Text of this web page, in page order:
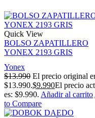
Quick View
BOLSO ZAPATILLERO
YONEX 2193 GRIS
Yonex
$13.990 El precio original
$13.990.$9.990El precio
es: $9.990. Añadir al carrito
to Compare